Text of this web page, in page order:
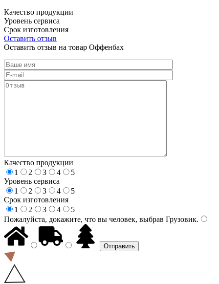
Качество продукции
Уровень сервиса
Срок изготовления
Оставить отзыв
Оставить отзыв на товар Оффенбах
Качество продукции
1
2 3 4
5
Уровень сервиса
1
2 3 4
5
Срок изготовления
1
2 3 4
5
Пожалуйста, докажите, что вы человек, выбрав Грузовик.